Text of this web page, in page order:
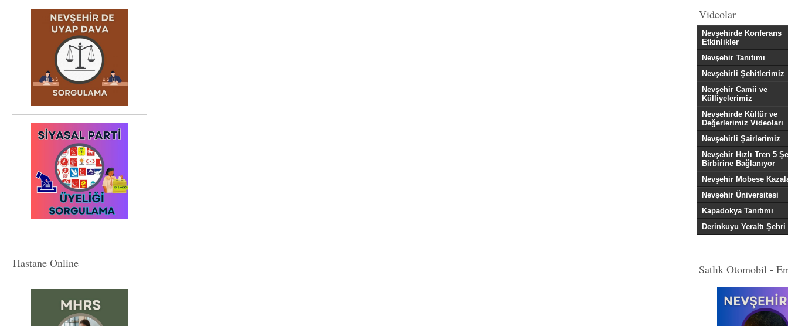
Hastane Online
Videolar
Nevşehirde Konferans
Etkinlikler
Nevşehir Tanıtımı
Nevşehirli Şehitlerimiz
Nevşehir Camii ve
Külliyelerimiz
Nevşehirde Kültür ve
Değerlerimiz Videoları
Nevşehirli Şairlerimiz
Nevşehir Hızlı Tren 5
Birbirine Bağlanıyor
Nevşehir Mobese
Nevşehir Üniversitesi
Kapadokya Tanıtımı
Derinkuyu Yeraltı Şehri
Satlık Otomobil -